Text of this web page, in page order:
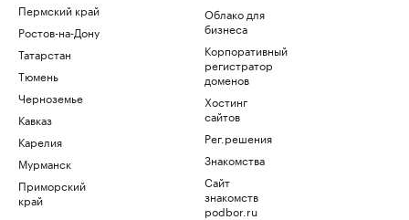
Пермский край
Ростов-на-Дону
Татарстан
Тюмень
Черноземье
Кавказ
Карелия
Мурманск
Приморский
край
Облако для
бизнеса
Корпоративный
регистратор
доменов
Хостинг
сайтов
Рег.решения
Знакомства
Сайт
знакомств
podbor.ru